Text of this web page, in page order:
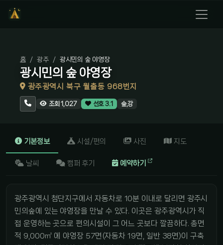
홈 광주 광시민의 숲 야영장
광시민의 숲 야영장
광주광역시 북구 월출동 968번지
조회 1,027 선호 3.1 숲,강
기본정보 시설/편의 사진 지도
날씨 캠퍼 후기 예약하기
광주광역시 첨단지구에서 자동차로 10분 이내로 달리면 광주시
민의숲에 있는 야영장을 만날 수 있다. 이곳은 광주광역시가 직
접 운영하는 곳으로 편의시설이 그 어느 곳보다 깔끔하다. 총면
적 9,000㎡ 에 야영장 57면(자동차 19면, 일반 38면)이 구축